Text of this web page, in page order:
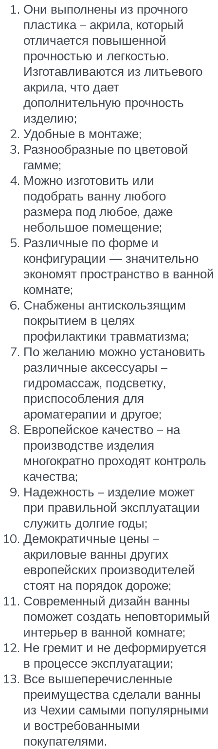
Они выполнены из прочного
пластика – акрила, который
отличается повышенной
прочностью и легкостью.
Изготавливаются из литьевого
акрила, что дает
дополнительную прочность
изделию;
Удобные в монтаже;
Разнообразные по цветовой
гамме;
Можно изготовить или
подобрать ванну любого
размера под любое, даже
небольшое помещение;
Различные по форме и
конфигурации — значительно
экономят пространство в ванной
комнате;
Снабжены антискользящим
покрытием в целях
профилактики травматизма;
По желанию можно установить
различные аксессуары –
гидромассаж, подсветку,
приспособления для
ароматерапии и другое;
Европейское качество – на
производстве изделия
многократно проходят контроль
качества;
Надежность – изделие может
при правильной эксплуатации
служить долгие годы;
Демократичные цены –
акриловые ванны других
европейских производителей
стоят на порядок дороже;
Современный дизайн ванны
поможет создать неповторимый
интерьер в ванной комнате;
Не гремит и не деформируется
в процессе эксплуатации;
Все вышеперечисленные
преимущества сделали ванны
из Чехии самыми популярными
и востребованными
покупателями.